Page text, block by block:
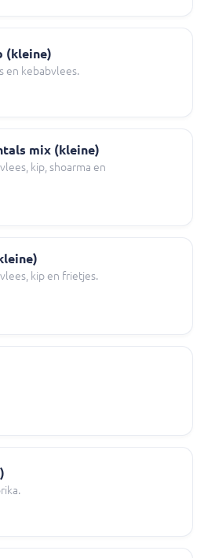
(kleine)
en kebabvlees.
mix (kleine)
kip, shoarma en
kip en frietjes.